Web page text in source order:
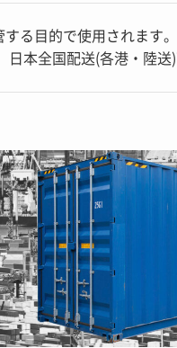
る目的で使用されます
本全国配送(各港・陸送)